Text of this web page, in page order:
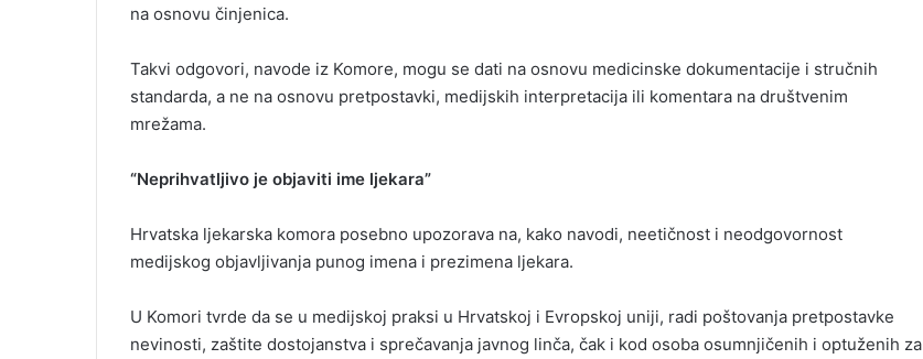
na osnovu činjenica.
Takvi odgovori, navode iz Komore, mogu se dati na osnovu medicinske dokumentacije i stručnih
standarda, a ne na osnovu pretpostavki, medijskih interpretacija ili komentara na društvenim
mrežama.
“Neprihvatljivo je objaviti ime ljekara”
Hrvatska ljekarska komora posebno upozorava na, kako navodi, neetičnost i neodgovornost
medijskog objavljivanja punog imena i prezimena ljekara.
U Komori tvrde da se u medijskoj praksi u Hrvatskoj i Evropskoj uniji, radi poštovanja pretpostavke
nevinosti, zaštite dostojanstva i sprečavanja javnog linča, čak i kod osoba osumnjičenih i optuženih za